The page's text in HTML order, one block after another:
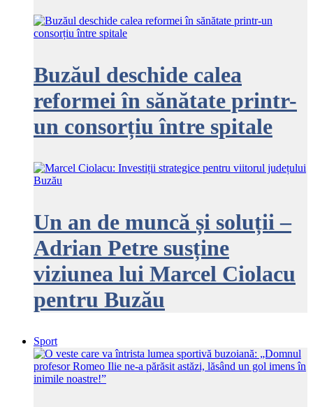
Buzăul deschide calea
reformei în sănătate printr-
un consorțiu între spitale
Un an de muncă și soluții –
Adrian Petre susține
viziunea lui Marcel Ciolacu
pentru Buzău
Sport